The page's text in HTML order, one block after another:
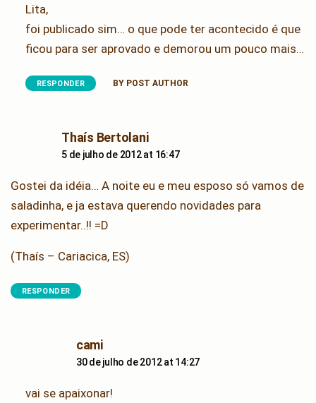
Lita,
foi publicado sim… o que pode ter acontecido é que
ficou para ser aprovado e demorou um pouco mais…
RESPONDER BY POST AUTHOR
Thaís Bertolanisays:
5 de julho de 2012 at 16:47
Gostei da idéia… A noite eu e meu esposo só vamos de
saladinha, e ja estava querendo novidades para
experimentar..!! =D
(Thaís – Cariacica, ES)
RESPONDER
camisays:
30 de julho de 2012 at 14:27
vai se apaixonar!